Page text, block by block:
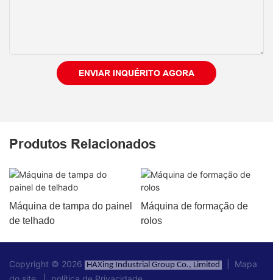
ENVIAR INQUÉRITO AGORA
Produtos Relacionados
Máquina de tampa do painel
de telhado
Máquina de formação de
rolos
Copyright © 2026 HAXing Industrial Group Co., Limited
Mapa